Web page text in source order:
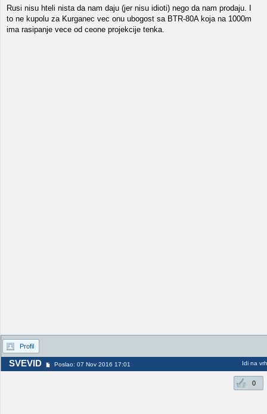
Rusi nisu hteli nista da nam daju (jer nisu idioti) nego da nam prodaju. I
to ne kupolu za Kurganec vec onu ubogost sa BTR-80A koja na 1000m
ima rasipanje vece od ceone projekcije tenka.
Profil
SVEVID Poslao: 07 Nov 2016 17:01 Idi na vrh
0